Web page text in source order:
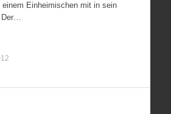
Einheimischen mit in sein
Der…